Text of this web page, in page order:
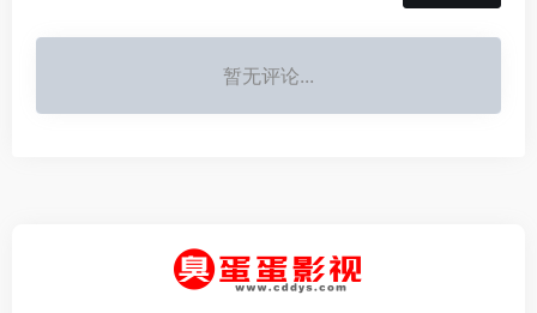
暂无评论...